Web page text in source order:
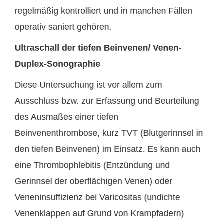
regelmäßig kontrolliert und in manchen Fällen
operativ saniert gehören.
Ultraschall der tiefen Beinvenen/ Venen-
Duplex-Sonographie
Diese Untersuchung ist vor allem zum
Ausschluss bzw. zur Erfassung und Beurteilung
des Ausmaßes einer tiefen
Beinvenenthrombose, kurz TVT (Blutgerinnsel in
den tiefen Beinvenen) im Einsatz. Es kann auch
eine Thrombophlebitis (Entzündung und
Gerinnsel der oberflächigen Venen) oder
Veneninsuffizienz bei Varicositas (undichte
Venenklappen auf Grund von Krampfadern)